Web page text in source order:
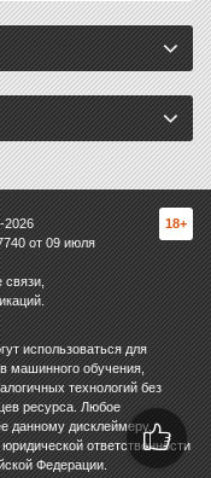
2026
от 09 июля
18+
использоваться для
машинного обучения,
технологий без
ресурса. Любое
данному дисклеймеру,
ответственности
Федерации.